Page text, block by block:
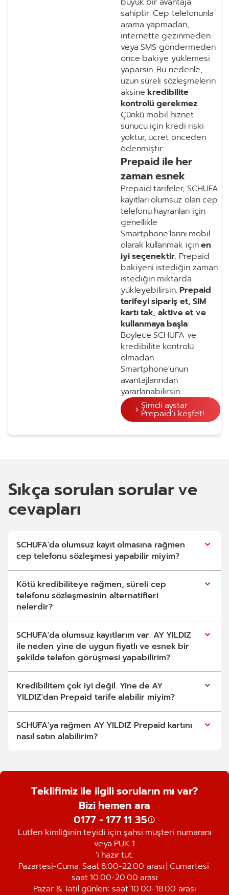
sahiptir: Cep telefonunla
arama yapmadan,
internette gezinmeden
veya SMS göndermeden
önce bakiye yüklemesi
yaparsın. Bu nedenle,
uzun süreli sözleşmelerin
aksinekredibilite
kontrolü gerekmez.
Çünkü mobil hiznet
sunucu için kredi riski
yoktur, ücret önceden
ödenmiştir.
Prepaid ile her
zaman esnek
Prepaid tarifeler, SCHUFA
kayıtları olumsuz olan cep
telefonu hayranları için
genellikle
Smartphone'larını mobil
olarak kullanmak içinen
iyi seçenektir. Prepaid
bakiyeni istediğin zaman
istediğin miktarda
yükleyebilirsin.Prepaid
tarifeyi sipariş et, SIM
kartı tak, aktive et ve
kullanmaya başla:
Böylece SCHUFA ve
kredibilite kontrolü
olmadan
Smartphone'unun
avantajlarından
yararlanabilirsin.
Şimdi aystar
Prepaid’i keşfet!
Sıkça sorulan sorular ve
cevapları
SCHUFA'da olumsuz kayıt olmasına rağmen
cep telefonu sözleşmesi yapabilir miyim?
Kötü kredibiliteye rağmen, süreli cep
telefonu sözleşmesinin alternatifleri
nelerdir?
SCHUFA'da olumsuz kayıtlarım var. AY YILDIZ
ile neden yine de uygun fiyatlı ve esnek bir
şekilde telefon görüşmesi yapabilirim?
Kredibilitem çok iyi değil. Yine de AY
YILDIZ'dan Prepaid tarife alabilir miyim?
SCHUFA'ya rağmen AY YILDIZ Prepaid kartını
nasıl satın alabilirim?
Teklifimiz ile ilgili soruların mı var?
Bizi hemen ara
0177 - 177 11 35
Lütfen kimliğinin teyidi için şahsi müşteri numaranı
veya PUK 1
'i hazır tut.
Pazartesi-Cuma: Saat 8.00-22.00 arası | Cumartesi:
saat 10.00-20.00 arası
Pazar & Tatil günleri: saat 10.00-18.00 arası